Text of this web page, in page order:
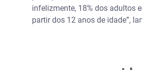
infelizmente, 18% dos adultos
partir dos 12 anos de idade”,